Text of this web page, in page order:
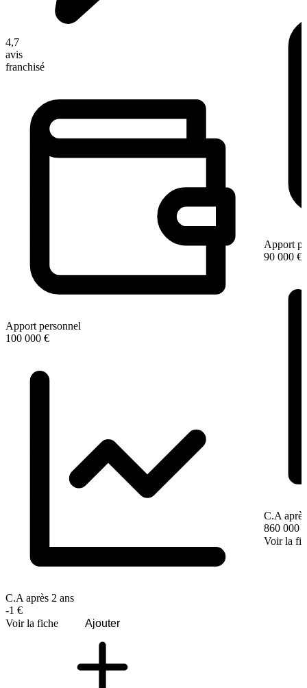
4,7
avis
franchisé
Apport personnel
100 000 €
C.A après 2 ans
-1 €
Voir la fiche
Ajouter
Apport
90 000 €
C.A
860 000 €
Voir la